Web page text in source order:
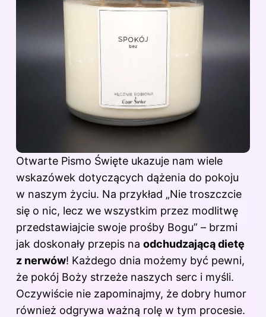
Otwarte Pismo Święte ukazuje nam wiele
wskazówek dotyczących dążenia do pokoju
w naszym życiu. Na przykład „Nie troszczcie
się o nic, lecz we wszystkim przez modlitwę
przedstawiajcie swoje prośby Bogu” – brzmi
jak doskonały przepis na odchudzającą dietę
z nerwów! Każdego dnia możemy być pewni,
że pokój Boży strzeże naszych serc i myśli.
Oczywiście nie zapominajmy, że dobry humor
również odgrywa ważną rolę w tym procesie.